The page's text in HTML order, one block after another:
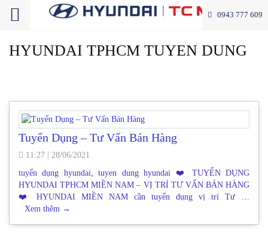
0943 777 609
HYUNDAI TPHCM TUYEN DUNG
Tuyển Dụng – Tư Vấn Bán Hàng
11:27
28/06/2021
tuyển dụng hyundai, tuyen dung hyundai ❤️ TUYỂN DỤNG
HYUNDAI TPHCM MIỀN NAM – VỊ TRÍ TƯ VẤN BÁN HÀNG
❤️ HYUNDAI MIỀN NAM cần tuyển dụng vị trí Tư …
Xem thêm →